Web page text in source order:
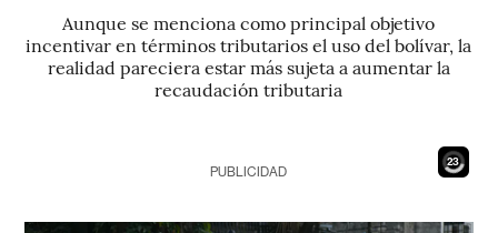
Aunque se menciona como principal objetivo
incentivar en términos tributarios el uso del bolívar, la
realidad pareciera estar más sujeta a aumentar la
recaudación tributaria
22
PUBLICIDAD